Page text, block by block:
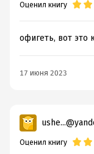
Оценил книгу
офигеть, вот
17 июня 2023
Оценил книгу